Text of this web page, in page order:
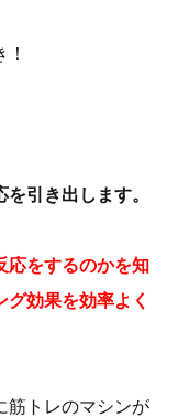
引き出します。
応をするのかを知
効果を効率よく
筋トレのマシンが